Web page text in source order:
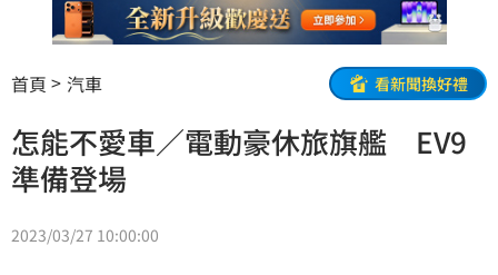
首頁 汽車 看新聞換好禮
怎能不愛車／電動豪休旅旗艦 EV9
準備登場
2023/03/27 10:00:00